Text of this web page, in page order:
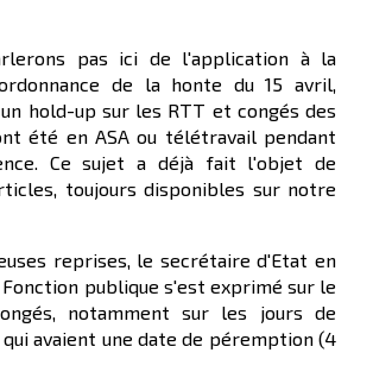
pas ici de l'application à la
de la honte du 15 avril,
hold-up sur les RTT et congés des
été en ASA ou télétravail pendant
Ce sujet a déjà fait l'objet de
toujours disponibles sur notre
reprises, le secrétaire d'Etat en
publique s'est exprimé sur le
notamment sur les jours de
avaient une date de péremption (4